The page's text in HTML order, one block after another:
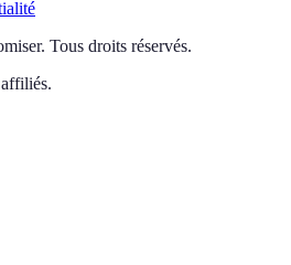
. Tous droits réservés.